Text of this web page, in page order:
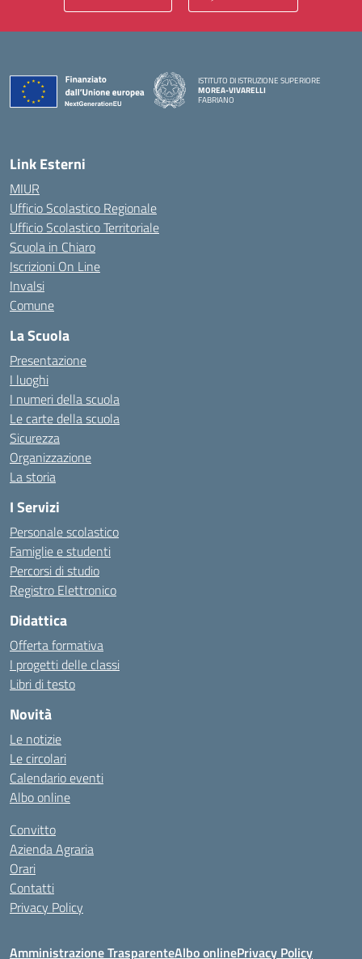
ISTITUTO DI ISTRUZIONE SUPERIORE
MOREA-VIVARELLI
FABRIANO
Link Esterni
MIUR
Ufficio Scolastico Regionale
Ufficio Scolastico Territoriale
Scuola in Chiaro
Iscrizioni On Line
Invalsi
Comune
La Scuola
Presentazione
I luoghi
I numeri della scuola
Le carte della scuola
Sicurezza
Organizzazione
La storia
I Servizi
Personale scolastico
Famiglie e studenti
Percorsi di studio
Registro Elettronico
Didattica
Offerta formativa
I progetti delle classi
Libri di testo
Novità
Le notizie
Le circolari
Calendario eventi
Albo online
Convitto
Azienda Agraria
Orari
Contatti
Privacy Policy
Amministrazione TrasparenteAlbo onlinePrivacy Policy